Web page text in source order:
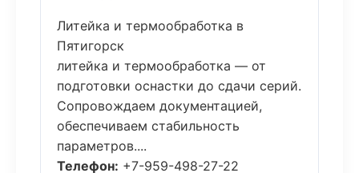
Литейка и термообработка в
Пятигорск
литейка и термообработка — от
подготовки оснастки до сдачи серий.
Сопровождаем документацией,
обеспечиваем стабильность
параметров....
Телефон: +7-959-498-27-22